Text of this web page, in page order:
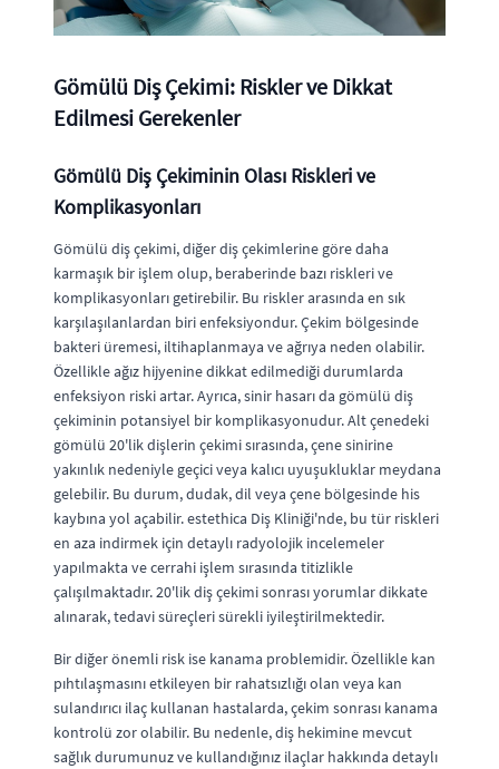
Gömülü Diş Çekimi: Riskler ve Dikkat
Edilmesi Gerekenler
Gömülü Diş Çekiminin Olası Riskleri ve
Komplikasyonları
Gömülü diş çekimi, diğer diş çekimlerine göre daha
karmaşık bir işlem olup, beraberinde bazı riskleri ve
komplikasyonları getirebilir. Bu riskler arasında en sık
karşılaşılanlardan biri enfeksiyondur. Çekim bölgesinde
bakteri üremesi, iltihaplanmaya ve ağrıya neden olabilir.
Özellikle ağız hijyenine dikkat edilmediği durumlarda
enfeksiyon riski artar. Ayrıca, sinir hasarı da gömülü diş
çekiminin potansiyel bir komplikasyonudur. Alt çenedeki
gömülü 20'lik dişlerin çekimi sırasında, çene sinirine
yakınlık nedeniyle geçici veya kalıcı uyuşukluklar meydana
gelebilir. Bu durum, dudak, dil veya çene bölgesinde his
kaybına yol açabilir. estethica Diş Kliniği'nde, bu tür riskleri
en aza indirmek için detaylı radyolojik incelemeler
yapılmakta ve cerrahi işlem sırasında titizlikle
çalışılmaktadır. 20'lik diş çekimi sonrası yorumlar dikkate
alınarak, tedavi süreçleri sürekli iyileştirilmektedir.
Bir diğer önemli risk ise kanama problemidir. Özellikle kan
pıhtılaşmasını etkileyen bir rahatsızlığı olan veya kan
sulandırıcı ilaç kullanan hastalarda, çekim sonrası kanama
kontrolü zor olabilir. Bu nedenle, diş hekimine mevcut
sağlık durumunuz ve kullandığınız ilaçlar hakkında detaylı